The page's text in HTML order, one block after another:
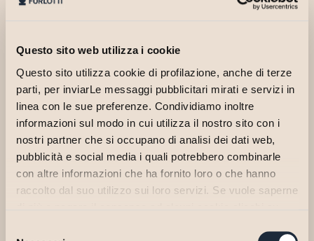
Questo sito web utilizza i cookie
Questo sito utilizza cookie di profilazione, anche di terze
parti, per inviarLe messaggi pubblicitari mirati e servizi in
linea con le sue preferenze. Condividiamo inoltre
informazioni sul modo in cui utilizza il nostro sito con i
nostri partner che si occupano di analisi dei dati web,
pubblicità e social media i quali potrebbero combinarle
con altre informazioni che ha fornito loro o che hanno
raccolto dal suo utilizzo sui loro servizi. Se vuole saperne
Vanta una solida esperienza nell’amministrazione del personale,
iniziata nel 1989 nell’ambito di aziende ed associazioni di grande
dimensione, ove ha ricoperto anche ruoli di responsabilità e
coordinamento di team molto numerosi.
collaborazione con il nostro studio, avviata nel 2025,apporta